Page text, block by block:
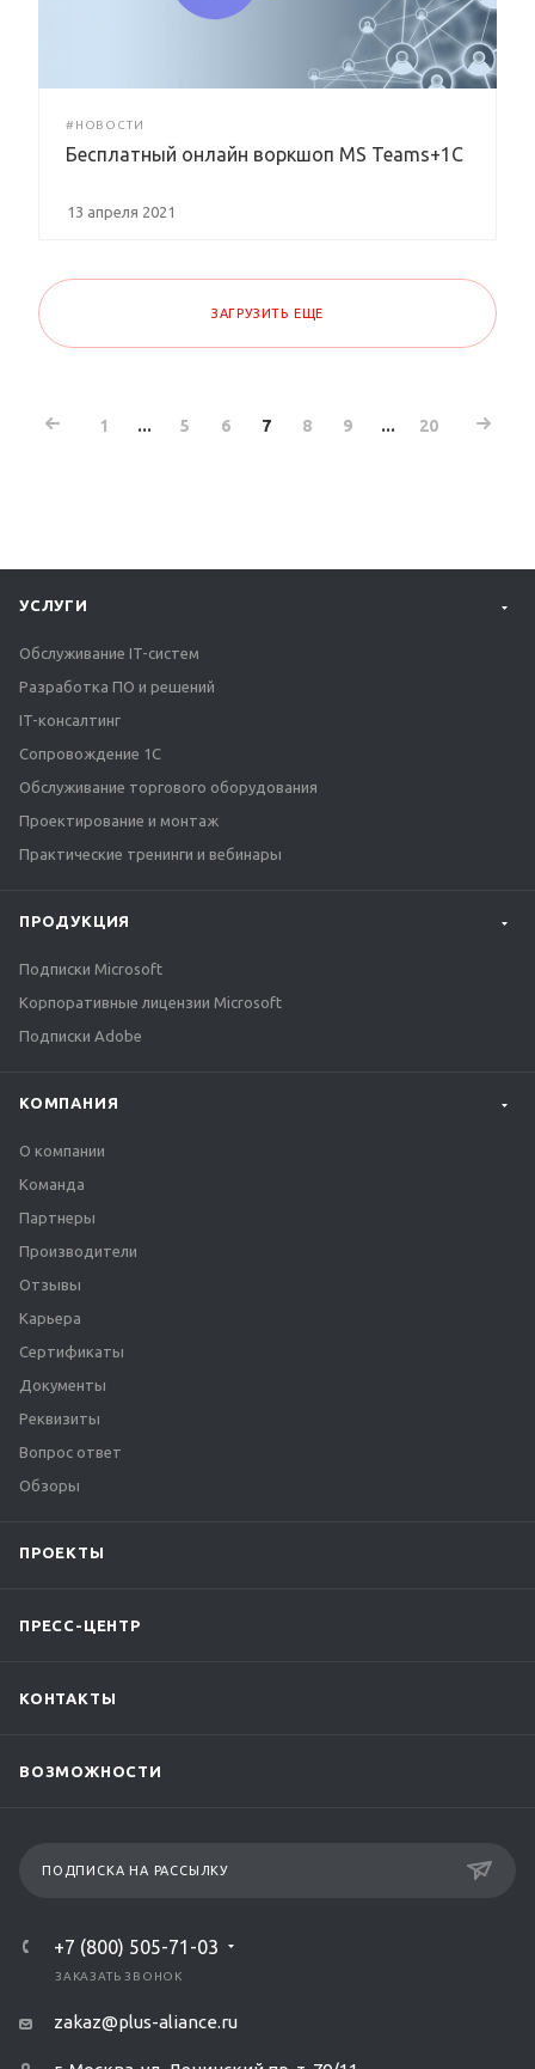
#НОВОСТИ
Бесплатный онлайн воркшоп MS Teams+1C
13 апреля 2021
ЗАГРУЗИТЬ ЕЩЕ
1 ... 5 6 7 8 9 ... 20
УСЛУГИ
Обслуживание IT-систем
Разработка ПО и решений
IT-консалтинг
Сопровождение 1С
Обслуживание торгового оборудования
Проектирование и монтаж
Практические тренинги и вебинары
ПРОДУКЦИЯ
Подписки Microsoft
Корпоративные лицензии Microsoft
Подписки Adobe
КОМПАНИЯ
О компании
Команда
Партнеры
Производители
Отзывы
Карьера
Сертификаты
Документы
Реквизиты
Вопрос ответ
Обзоры
ПРОЕКТЫ
ПРЕСС-ЦЕНТР
КОНТАКТЫ
ВОЗМОЖНОСТИ
ПОДПИСКА НА РАССЫЛКУ
+7 (800) 505-71-03
ЗАКАЗАТЬ ЗВОНОК
zakaz@plus-aliance.ru